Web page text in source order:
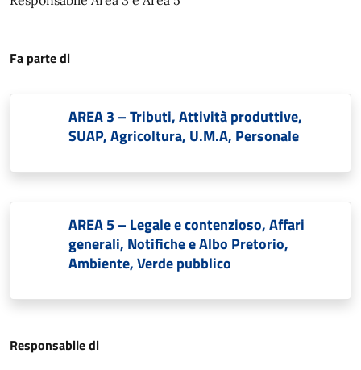
Fa parte di
AREA 3 – Tributi, Attività produttive,
SUAP, Agricoltura, U.M.A, Personale
AREA 5 – Legale e contenzioso, Affari
generali, Notifiche e Albo Pretorio,
Ambiente, Verde pubblico
Responsabile di